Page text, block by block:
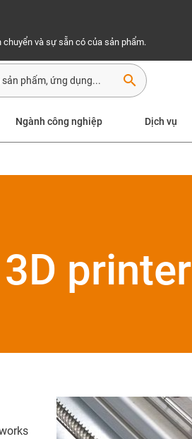
và sự sẵn có của sản phẩm.
search
Ngành công nghiệp Dịch vụ
printer